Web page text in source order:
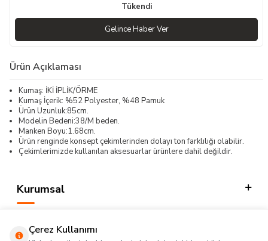
Tükendi
Gelince Haber Ver
Ürün Açıklaması
Kumaş: İKİ İPLİK/ÖRME
Kumaş İçerik: %52 Polyester, %48 Pamuk
Ürün Uzunluk:85cm.
Modelin Bedeni:38/M beden.
Manken Boyu:1.68cm.
Ürün renginde konsept çekimlerinden dolayı ton farklılığı olabilir.
Çekimlerimizde kullanılan aksesuarlar ürünlere dahil değildir.
Kurumsal
Çerez Kullanımı